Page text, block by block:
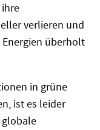
verlieren und
überholt
in grüne
ist es leider